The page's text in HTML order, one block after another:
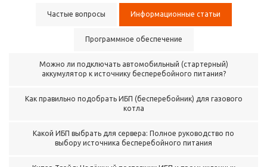
Частые вопросы Информационные статьи
Программное обеспечение
Можно ли подключать автомобильный (стартерный)
аккумулятор к источнику бесперебойного питания?
Как правильно подобрать ИБП (бесперебойник) для газового
котла
Какой ИБП выбрать для сервера: Полное руководство по
выбору источника бесперебойного питания